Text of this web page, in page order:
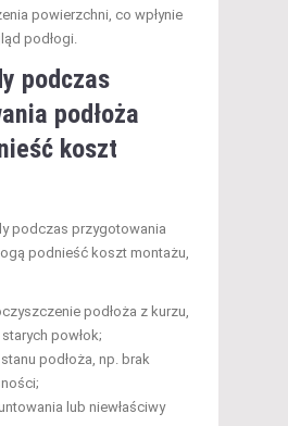
powierzchni, co wpłynie
podłogi.
podczas
podłoża
koszt
podczas przygotowania
podnieść koszt montażu,
podłoża z kurzu,
powłok;
podłoża, np. brak
lub niewłaściwy